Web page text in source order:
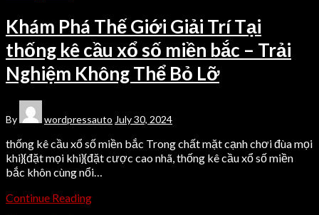
Khám Phá Thế Giới Giải Trí Tại
thống kê cầu xổ số miền bắc – Trải
Nghiệm Không Thể Bỏ Lỡ
By wordpressauto July 30, 2024
thống kê cầu xổ số miền bắc Trong chất mặt cạnh chơi đùa mọi
khi}{đặt mọi khi}{đặt cược cao nhã, thống kê cầu xổ số miền
bắc khôn cùng nổi…
Continue Reading